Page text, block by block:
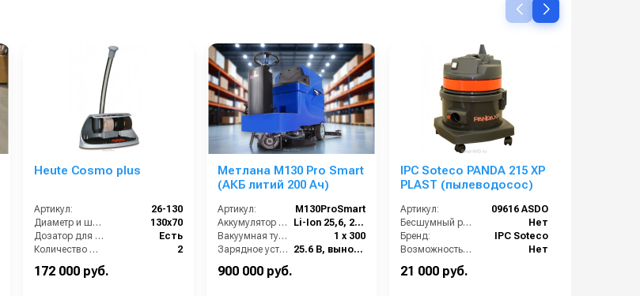
Heute Cosmo plus
Артикул:
26-130
Диаметр и ширина щёток (мм):
130х70
Дозатор для крема:
Есть
Количество щёток полировки (шт):
2
Мощность (Вт):
172 000 руб.
Метлана М130 Pro Smart
(АКБ литий 200 Ач)
Артикул:
М130ProSmart
Аккумулятор АКБ (В/А·ч):
Li-Ion 25,6, 200
Вакуумная турбина (Вт):
1 х 300
Зарядное устройство:
25.6 В, выносное
Привод хода ( Вт):
900 000 руб.
IPC Soteco PANDA 215 XP
PLAST (пылеводосос)
Артикул:
09616 ASDO
Бесшумный режим работы:
Нет
Бренд:
IPC Soteco
Возможность сбора жидкой грязи:
Нет
Всасывающий шланг (м):
Кол-во турбин:
21 000 руб.